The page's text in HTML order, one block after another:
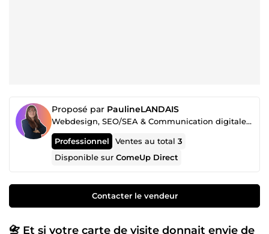
Proposé par PaulineLANDAIS
Webdesign, SEO/SEA & Communication digitale ✨
Professionnel Ventes au total3
Disponible surComeUp Direct
Contacter le vendeur
📇 Et si votre carte de visite donnait envie de